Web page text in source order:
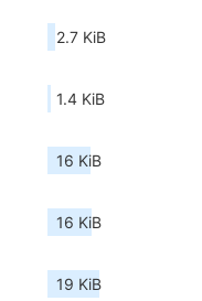
2.7 KiB
1.4 KiB
16 KiB
16 KiB
19 KiB